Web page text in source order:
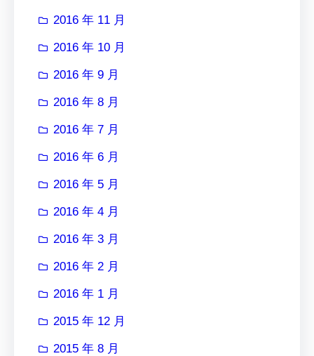
2016 年 11 月
2016 年 10 月
2016 年 9 月
2016 年 8 月
2016 年 7 月
2016 年 6 月
2016 年 5 月
2016 年 4 月
2016 年 3 月
2016 年 2 月
2016 年 1 月
2015 年 12 月
2015 年 8 月